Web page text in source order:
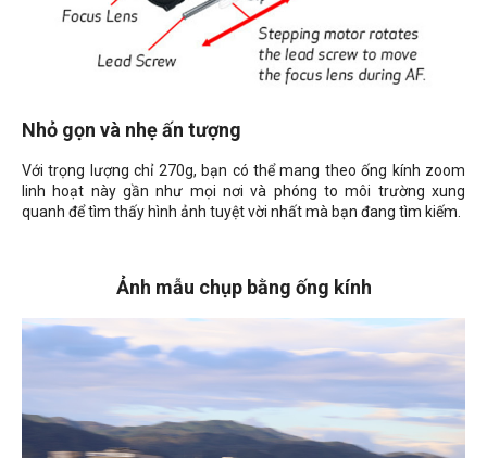
Nhỏ gọn và nhẹ ấn tượng
Với trọng lượng chỉ 270g, bạn có thể mang theo ống kính zoom
linh hoạt này gần như mọi nơi và phóng to môi trường xung
quanh để tìm thấy hình ảnh tuyệt vời nhất mà bạn đang tìm kiếm.
Ảnh mẫu chụp bằng ống kính